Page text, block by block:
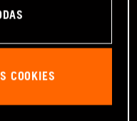
COOKIES